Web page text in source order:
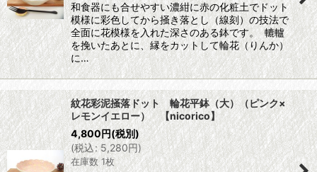
和食器にも合せやすい濃紺に赤の化粧土でドット
模様に彩色してから掻き落とし（線刻）の技法で
全面に花模様を入れた深さのある鉢です。 轆轤
を挽いたあとに、縁をカットして輪花（りんか）
に…
紋花彩泥掻落ドット 輪花平鉢（大）（ピンク×
レモンイエロー） 【nicorico】
4,800円(税別)
(税込: 5,280円)
在庫数 1枚